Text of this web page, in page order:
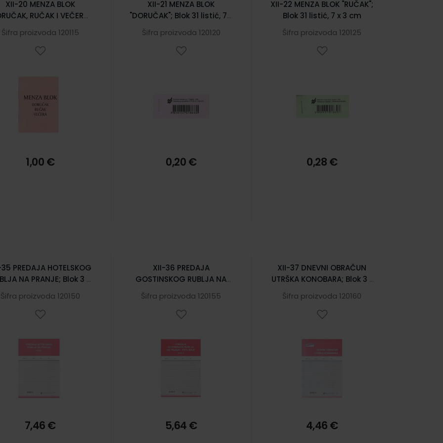
XII-20 MENZA BLOK
RUČAK I VEČERA";
31 listić, 7 x 10 cm
Šifra proizvoda 120115
1,00 €
XII-21 MENZA BLOK
"DORUČAK"; Blok 31 listić, 7 x
Šifra proizvoda 120120
0,20 €
XII-22 MENZA BLOK "RUČAK";
Blok 31 listić, 7 x 3 cm
Šifra proizvoda 120125
0,28 €
PREDAJA HOTELSKOG
NA PRANJE; Blok 3 x
listova, 14,8 x 21 cm
Šifra proizvoda 120150
7,46 €
XII-36 PREDAJA
GOSTINSKOG RUBLJA NA
PRANJE I PEGLANJE; Blok 3 x
50 listova, 14,8 x 21 cm
Šifra proizvoda 120155
5,64 €
XII-37 DNEVNI OBRAČUN
UTRŠKA KONOBARA; Blok 3 x
50 listova, 14,8 x 21 cm
Šifra proizvoda 120160
4,46 €